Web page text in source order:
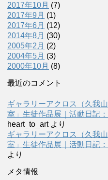
2017年10月 (7)
2017年9月 (1)
2017年6月 (12)
2014年8月 (30)
2005年2月 (2)
2004年5月 (3)
2000年10月 (8)
最近のコメント
ギャラリーアクロス（久我
室」生徒作品展｜活動日記
heart_to_artより
ギャラリーアクロス（久我
室」生徒作品展｜活動日記
より
メタ情報